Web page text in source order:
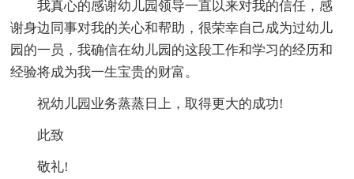
我真心的感谢幼儿园领导一直以来对我的信任，感
谢身边同事对我的关心和帮助，很荣幸自己成为过幼儿
园的一员，我确信在幼儿园的这段工作和学习的经历和
经验将成为我一生宝贵的财富。
祝幼儿园业务蒸蒸日上，取得更大的成功!
此致
敬礼!